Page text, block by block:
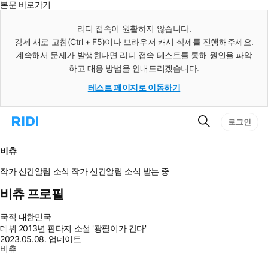
본문 바로가기
리디 접속이 원활하지 않습니다.
강제 새로 고침(Ctrl + F5)이나 브라우저 캐시 삭제를 진행해주세요.
계속해서 문제가 발생한다면 리디 접속 테스트를 통해 원인을 파악
하고 대응 방법을 안내드리겠습니다.
테스트 페이지로 이동하기
리
으
로
이
동
검
로그인
비츄
작가 신간알림 소식 작가 신간알림 소식 받는 중
비츄 프로필
국적 대한민국
데뷔 2013년 판타지 소설 '광필이가 간다'
2023.05.08. 업데이트
비츄